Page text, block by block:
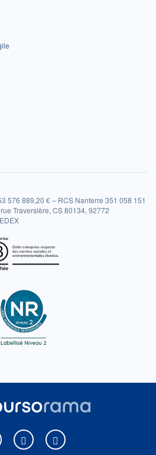
576 889,20 € – RCS Nanterre 351 058 151
Traversière, CS 80134, 92772
Boursorama sur Facebook
Boursorama sur XBoursorama sur